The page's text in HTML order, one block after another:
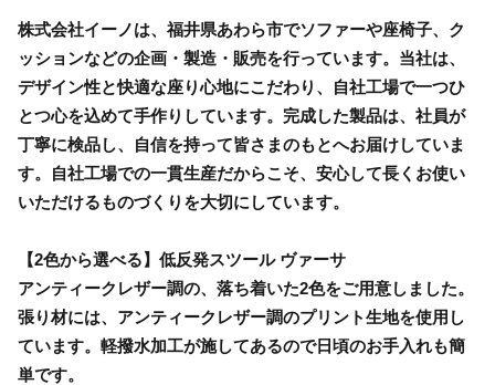
株式会社イーノは、福井県あわら市でソファーや座椅子、ク
ッションなどの企画・製造・販売を行っています。当社は、
デザイン性と快適な座り心地にこだわり、自社工場で一つひ
とつ心を込めて手作りしています。完成した製品は、社員が
丁寧に検品し、自信を持って皆さまのもとへお届けしていま
す。自社工場での一貫生産だからこそ、安心して長くお使い
いただけるものづくりを大切にしています。
【2色から選べる】低反発スツール ヴァーサ
アンティークレザー調の、落ち着いた2色をご用意しました。
張り材には、アンティークレザー調のプリント生地を使用し
ています。軽撥水加工が施してあるので日頃のお手入れも簡
単です。